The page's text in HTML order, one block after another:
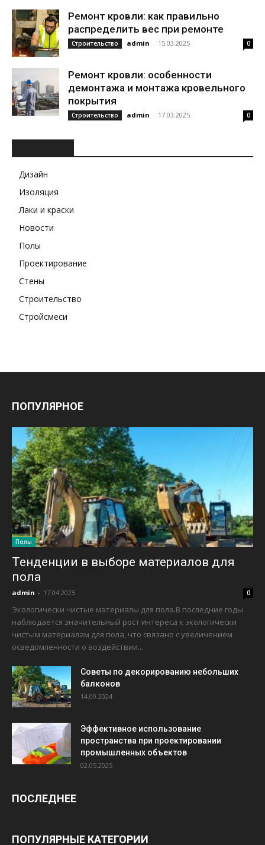
Ремонт кровли: как правильно
распределить вес при ремонте
Строительство admin - 15.03.2025 0
Ремонт кровли: особенности
демонтажа и монтажа кровельного
покрытия
Строительство admin - 17.03.2025 0
Дизайн
Изоляция
Лаки и краски
Новости
Полы
Проектирование
Стены
Строительство
Стройсмеси
ПОПУЛЯРНОЕ
Полы
Тенденции в выборе материалов для
пола
admin - 17.04.2025 0
Экологически чистые материалы для пола.В последние годы
наблюдается значительный рост интереса к экологически
чистым материалам для пола, что связано с увеличением
осведомленности о воздействии...
Советы по декорированию небольших
балконов
14.09.2024
Эффективное использование
пространства при проектировании
промышленных объектов
02.05.2025
ПОСЛЕДНЕЕ
ПОПУЛЯРНЫЕ КАТЕГОРИИ